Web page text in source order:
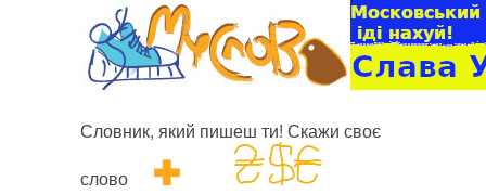
Словник, який пишеш ти! Скажи своє
слово